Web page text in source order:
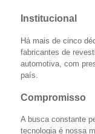
Institucional
Há mais de cinco
fabricantes de
automotiva, com
país.
Compromisso
A busca constante
tecnologia é nossa